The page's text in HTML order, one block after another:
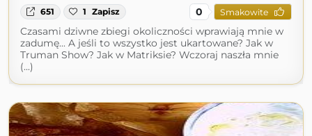
651 1 Zapisz 0 Smakowite
Czasami dziwne zbiegi okoliczności wprawiają mnie w
zadumę... A jeśli to wszystko jest ukartowane? Jak w
Truman Show? Jak w Matriksie? Wczoraj naszła mnie
(...)